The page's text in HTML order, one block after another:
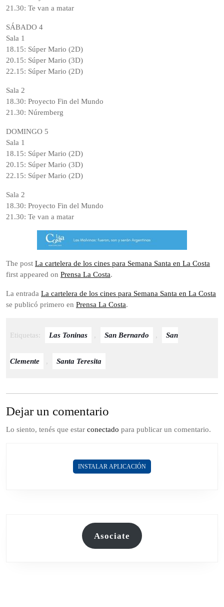
21.30: Te van a matar
SÁBADO 4
Sala 1
18.15: Súper Mario (2D)
20.15: Súper Mario (3D)
22.15: Súper Mario (2D)
Sala 2
18.30: Proyecto Fin del Mundo
21.30: Núremberg
DOMINGO 5
Sala 1
18.15: Súper Mario (2D)
20.15: Súper Mario (3D)
22.15: Súper Mario (2D)
Sala 2
18.30: Proyecto Fin del Mundo
21.30: Te van a matar
The post La cartelera de los cines para Semana Santa en La Costa
first appeared on Prensa La Costa.
La entrada La cartelera de los cines para Semana Santa en La Costa
se publicó primero en Prensa La Costa.
Etiquetas: Las Toninas , San Bernardo , San
Clemente , Santa Teresita
Dejar un comentario
Lo siento, tenés que estar conectado para publicar un comentario.
INSTALAR APLICACIÓN
Asociate